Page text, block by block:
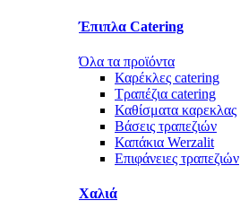
Έπιπλα Catering
Όλα τα προϊόντα
Καρέκλες catering
Τραπέζια catering
Καθίσματα καρεκλας
Βάσεις τραπεζιών
Καπάκια Werzalit
Επιφάνειες τραπεζιών
Χαλιά